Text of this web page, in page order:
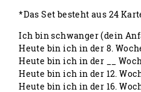
*Das Set besteht aus 24
Ich bin schwanger (dein
Heute bin ich in der 8.
Heute bin ich in der __
Heute bin ich in der 12.
Heute bin ich in der 16.